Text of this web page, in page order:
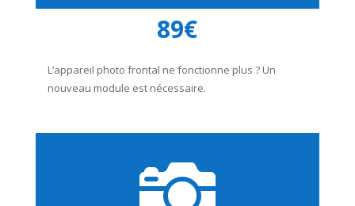
89€
L’appareil photo frontal ne fonctionne plus ? Un
nouveau module est nécessaire.